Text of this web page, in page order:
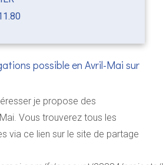
possible en Avril-Mai sur
je propose des
Vous trouverez tous les
via ce lien sur le site de partage